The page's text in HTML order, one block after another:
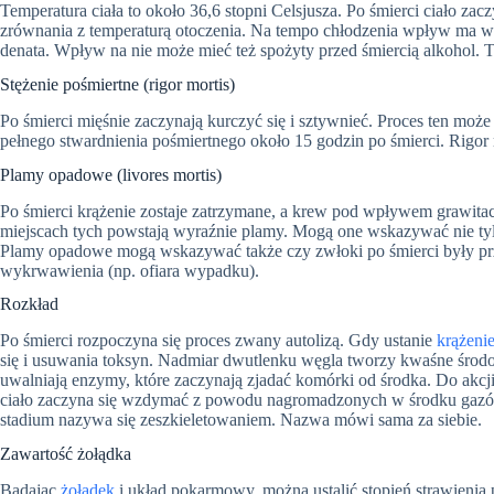
Temperatura ciała to około 36,6 stopni Celsjusza. Po śmierci ciało
zrównania z temperaturą otoczenia. Na tempo chłodzenia wpływ
denata. Wpływ na nie może mieć też spożyty przed śmiercią
Stężenie pośmiertne (rigor mortis)
Po śmierci mięśnie zaczynają kurczyć się i sztywnieć. Proces ten
pełnego stwardnienia pośmiertnego około 15 godzin po śmierci.
Plamy opadowe (livores mortis)
Po śmierci krążenie zostaje zatrzymane, a krew pod wpływem
miejscach tych powstają wyraźnie plamy. Mogą one wskazywać nie
Plamy opadowe mogą wskazywać także czy zwłoki po śmierci były
wykrwawienia (np. ofiara wypadku).
Rozkład
Po śmierci rozpoczyna się proces zwany autolizą. Gdy ustanie
się i usuwania toksyn. Nadmiar dwutlenku węgla tworzy kwaśne
uwalniają enzymy, które zaczynają zjadać komórki od środka. Do
ciało zaczyna się wzdymać z powodu nagromadzonych w środku
stadium nazywa się zeszkieletowaniem. Nazwa mówi sama za siebie.
Zawartość żołądka
Badając żołądek i układ pokarmowy, można ustalić stopień